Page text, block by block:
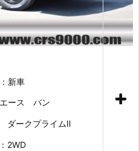
新車
ース バン
ダークプライムⅡ
2WD